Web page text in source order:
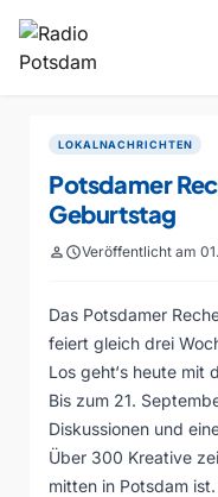
LOKALNACHRICHTEN
Potsdamer
Geburtstag
personscheduleVeröffentlicht am
Das Potsdamer
feiert gleich drei
Los geht‘s heute mit
Bis zum 21.
Diskussionen und
Über 300 Kreative
mitten in Potsdam ist.